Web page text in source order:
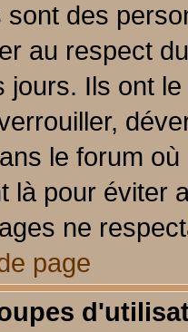
sont des
au respect
jours. Ils ont
le forum
là pour éviter
ne
page